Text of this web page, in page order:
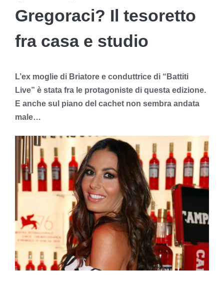
Gregoraci? Il tesoretto
fra casa e studio
L’ex moglie di Briatore e conduttrice di “Battiti
Live” è stata fra le protagoniste di questa edizione.
E anche sul piano del cachet non sembra andata
male…